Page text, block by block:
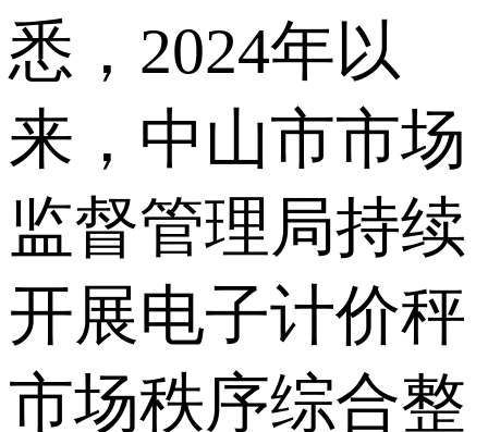
悉，2024年以
来，中山市市场
监督管理局持续
开展电子计价秤
市场秩序综合整